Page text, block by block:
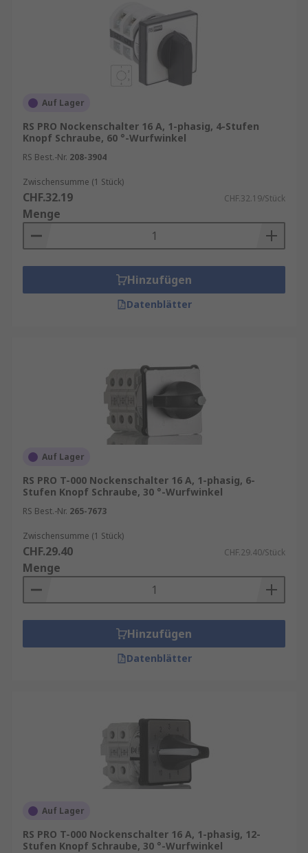
Auf Lager
RS PRO Nockenschalter 16 A, 1-phasig, 4-Stufen
Knopf Schraube, 60 °-Wurfwinkel
RS Best.-Nr. 208-3904
Zwischensumme (1 Stück)
CHF.32.19 CHF.32.19/Stück
Menge
Hinzufügen
Datenblätter
Auf Lager
RS PRO T-000 Nockenschalter 16 A, 1-phasig, 6-
Stufen Knopf Schraube, 30 °-Wurfwinkel
RS Best.-Nr. 265-7673
Zwischensumme (1 Stück)
CHF.29.40 CHF.29.40/Stück
Menge
Hinzufügen
Datenblätter
Auf Lager
RS PRO T-000 Nockenschalter 16 A, 1-phasig, 12-
Stufen Knopf Schraube, 30 °-Wurfwinkel